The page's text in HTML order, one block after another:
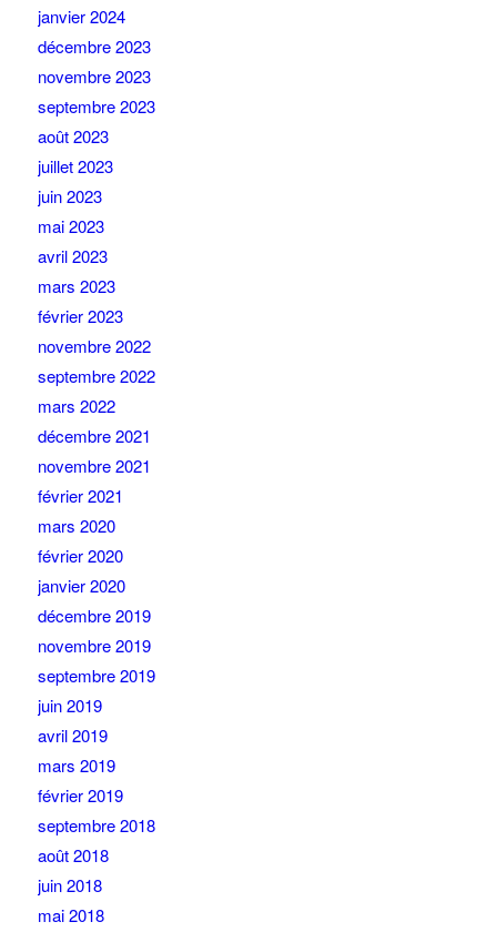
janvier 2024
décembre 2023
novembre 2023
septembre 2023
août 2023
juillet 2023
juin 2023
mai 2023
avril 2023
mars 2023
février 2023
novembre 2022
septembre 2022
mars 2022
décembre 2021
novembre 2021
février 2021
mars 2020
février 2020
janvier 2020
décembre 2019
novembre 2019
septembre 2019
juin 2019
avril 2019
mars 2019
février 2019
septembre 2018
août 2018
juin 2018
mai 2018